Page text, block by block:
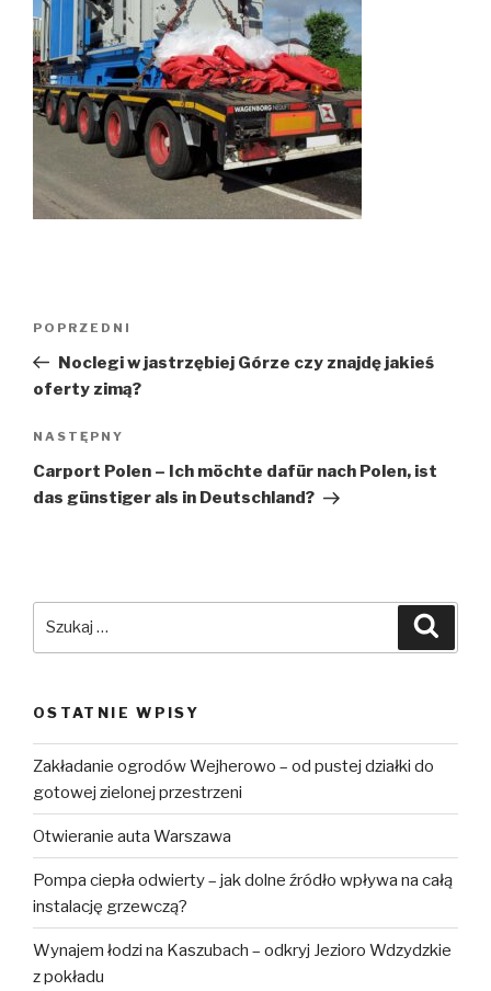
Poprzedni
wpis
POPRZEDNI
Noclegi w jastrzębiej Górze czy znajdę jakieś
oferty zimą?
Następny
wpis
NASTĘPNY
Carport Polen – Ich möchte dafür nach Polen, ist
das günstiger als in Deutschland?
OSTATNIE WPISY
Zakładanie ogrodów Wejherowo – od pustej działki do
gotowej zielonej przestrzeni
Otwieranie auta Warszawa
Pompa ciepła odwierty – jak dolne źródło wpływa na całą
instalację grzewczą?
Wynajem łodzi na Kaszubach – odkryj Jezioro Wdzydzkie
z pokładu